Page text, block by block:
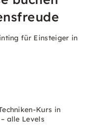
für Einsteiger in
Kurs in
alle Levels